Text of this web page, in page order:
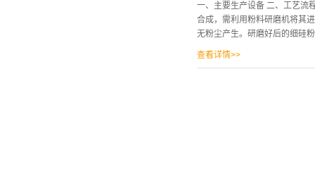
和无机物参与完成，另外，制
染物发生的情况，大致可将污
X8 n& l6 U4 D& ...
一、主要生产设备 二、工艺流
合成，需利用粉料研磨机将其
无粉尘产生。研磨好后的细硅
查看详情>>